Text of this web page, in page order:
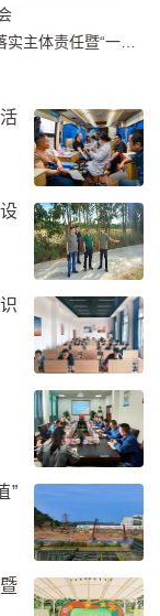
“一报告两评议”工作会
”